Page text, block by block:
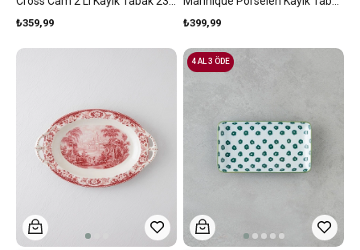
₺359,99 ₺399,99
4 AL 3 ÖDE